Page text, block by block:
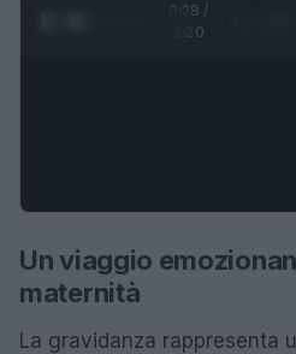
0:29 /
1:20
Un viaggio
maternità
La gravidanza rappresenta